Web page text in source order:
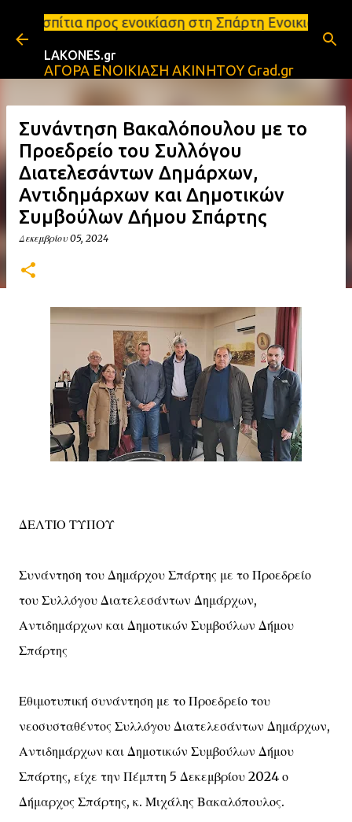
Μετάβαση στο κύριο περιεχόμενο
ενοικίαση στη Σπάρτη Ενοικιάσεις
LAKONES.gr
ΑΓΟΡΑ ΕΝΟΙΚΙΑΣΗ ΑΚΙΝΗΤΟΥ Grad.gr
Συνάντηση Βακαλόπουλου με το
Προεδρείο του Συλλόγου
Διατελεσάντων Δημάρχων,
Αντιδημάρχων και Δημοτικών
Συμβούλων Δήμου Σπάρτης
Δεκεμβρίου 05, 2024
ΔΕΛΤΙΟ ΤΥΠΟΥ
Συνάντηση του Δημάρχου Σπάρτης με το Προεδρείο
του Συλλόγου Διατελεσάντων Δημάρχων,
Αντιδημάρχων και Δημοτικών Συμβούλων Δήμου
Σπάρτης
Εθιμοτυπική συνάντηση με το Προεδρείο του
νεοσυσταθέντος Συλλόγου Διατελεσάντων Δημάρχων,
Αντιδημάρχων και Δημοτικών Συμβούλων Δήμου
Σπάρτης, είχε την Πέμπτη 5 Δεκεμβρίου 2024 ο
Δήμαρχος Σπάρτης, κ. Μιχάλης Βακαλόπουλος.